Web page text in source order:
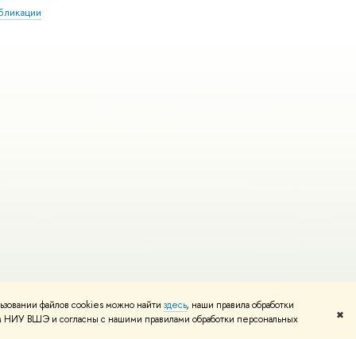
файлов cookies можно найти здесь, наши правила обработки
НИУ ВШЭ и согласны с нашими правилами обработки персональных
✖
Редактору
Карта сайта